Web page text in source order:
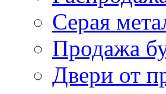
Серая
Продажа
Двери от